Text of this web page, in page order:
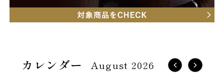
August 2026